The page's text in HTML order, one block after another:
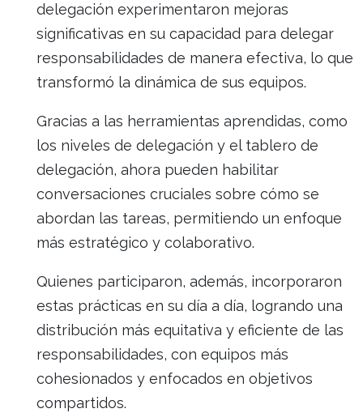
delegación experimentaron mejoras
significativas en su capacidad para delegar
responsabilidades de manera efectiva, lo que
transformó la dinámica de sus equipos.
Gracias a las herramientas aprendidas, como
los niveles de delegación y el tablero de
delegación, ahora pueden habilitar
conversaciones cruciales sobre cómo se
abordan las tareas, permitiendo un enfoque
más estratégico y colaborativo.
Quienes participaron, además, incorporaron
estas prácticas en su día a día, logrando una
distribución más equitativa y eficiente de las
responsabilidades, con equipos más
cohesionados y enfocados en objetivos
compartidos.